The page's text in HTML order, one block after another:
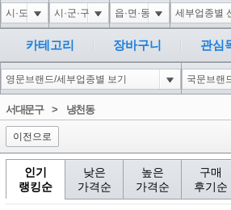
4
5 1-1 waitfor delay '0:0:15' --
6 1-1); waitfor delay '0:0:15' --
1
카테고리 장바구니 관심
서대문구> 냉천동
이전으로
인기
랭킹순
낮은
가격순
높은
가격순
구매
후기순